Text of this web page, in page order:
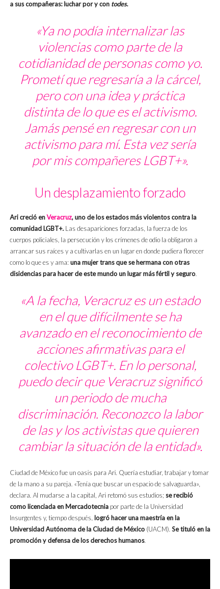
a sus compañeras: luchar por y con todes.
«Ya no podía internalizar las
violencias como parte de la
cotidianidad de personas como yo.
Prometí que regresaría a la cárcel,
pero con una idea y práctica
distinta de lo que es el activismo.
Jamás pensé en regresar con un
activismo para mí. Esta vez sería
por mis compañeres LGBT+».
Un desplazamiento forzado
Ari creció enVeracruz, uno de los estados más violentos contra la
comunidad LGBT+. Las desapariciones forzadas, la fuerza de los
cuerpos policiales, la persecución y los crímenes de odio la obligaron a
arrancar sus raíces y a cultivarlas en un lugar en donde pudiera florecer
como lo que es y ama: una mujer trans que se hermana con otras
disidencias para hacer de este mundo un lugar más fértil y seguro.
«A la fecha, Veracruz es un estado
en el que difícilmente se ha
avanzado en el reconocimiento de
acciones afirmativas para el
colectivo LGBT+. En lo personal,
puedo decir que Veracruz significó
un periodo de mucha
discriminación. Reconozco la labor
de las y los activistas que quieren
cambiar la situación de la entidad».
Ciudad de México fue un oasis para Ari. Quería estudiar, trabajar y tomar
de la mano a su pareja. «Tenía que buscar un espacio de salvaguarda»,
declara. Al mudarse a la capital, Ari retomó sus estudios; se recibió
como licenciada en Mercadotecnia por parte de la Universidad
Insurgentes y, tiempo después, logró hacer una maestría en la
Universidad Autónoma de la Ciudad de México (UACM). Se tituló en la
promoción y defensa de los derechos humanos.